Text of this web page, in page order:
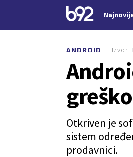
Najnovije
ANDROID
Otkriven je
sistem
prodavnici.
Izvor: